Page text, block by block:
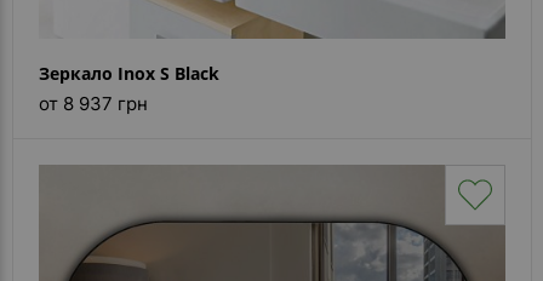
Зеркало Inox S Black
от 8 937 грн